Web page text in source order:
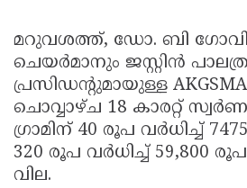
മറുവശത്ത്, ഡോ. ബി
ചെയർമാനും ജസ്റ്റിൻ പാലത്ര
പ്രസിഡന്റുമായുള്ള
ചൊവ്വാഴ്ച 18 കാരറ്റ്
ഗ്രാമിന് 40 രൂപ വർധിച്ച്
320 രൂപ വർധിച്ച് 59,800
വില.